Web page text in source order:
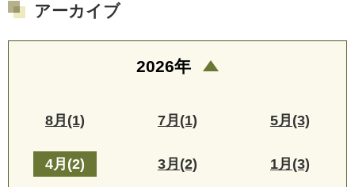
アーカイブ
2026年
8月(1) 7月(1) 5月(3)
4月(2) 3月(2) 1月(3)